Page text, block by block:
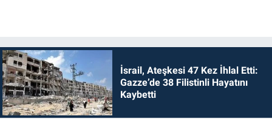
İsrail, Ateşkesi 47 Kez İhlal Etti:
Gazze’de 38 Filistinli Hayatını
Kaybetti